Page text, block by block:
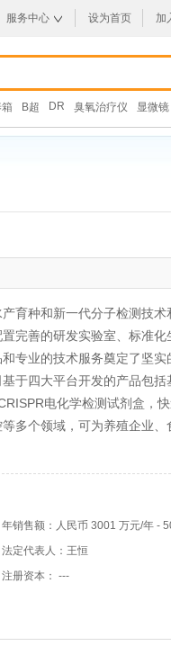
服务中心 设为首页 加
B超 DR 臭氧治疗仪 显微镜
育种和新一代分子检测技
善的研发实验室、标准化
专业的技术服务奠定了坚实
于四大平台开发的产品包括
电化学检测试剂盒，
多个领域，可为养殖企业
年销售额：人民币 3001 万元/年 -
法定代表人：王恒
注册资本： ---